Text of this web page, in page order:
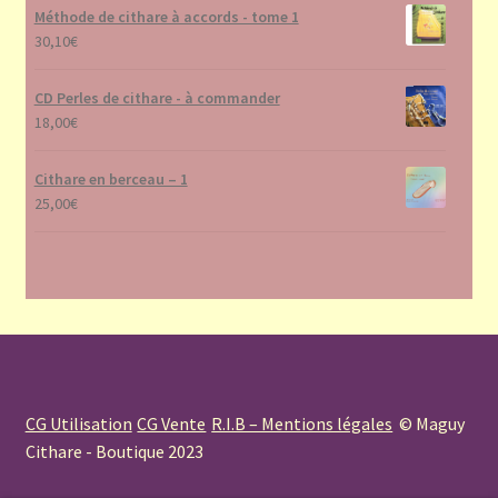
Méthode de cithare à accords - tome 1
30,10€
CD Perles de cithare - à commander
18,00€
Cithare en berceau – 1
25,00€
CG Utilisation CG Vente R.I.B – Mentions légales © Maguy
Cithare - Boutique 2023